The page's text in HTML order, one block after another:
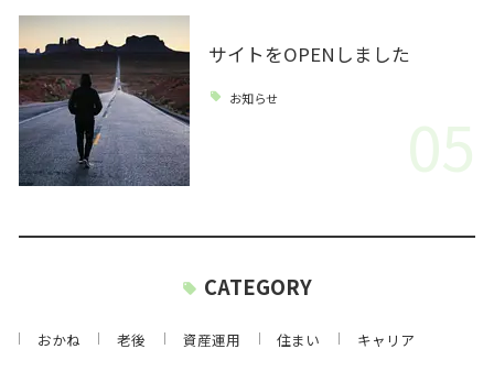
サイトをOPENしました
お知らせ
05
CATEGORY
おかね 老後 資産運用 住まい キャリア